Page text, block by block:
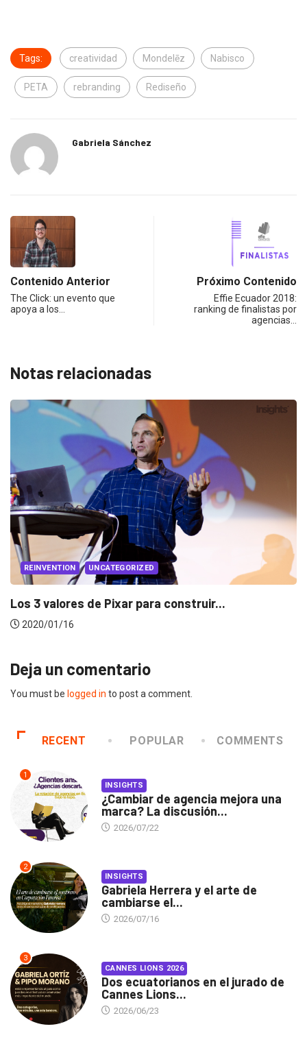
Tags: creatividad Mondelēz Nabisco
PETA rebranding Rediseño
Gabriela Sánchez
Contenido Anterior
The Click: un evento que
apoya a los…
Próximo Contenido
Effie Ecuador 2018:
ranking de finalistas por
agencias…
Notas relacionadas
EVENTOS LUX AWARDS
Conoce a los ganadores de Lux Awards 2019
2019/12/04
Deja un comentario
You must be logged in to post a comment.
RECENT POPULAR COMMENTS
1
INSIGHTS
¿Cambiar de agencia mejora una
marca? La discusión...
2026/07/22
2
INSIGHTS
Gabriela Herrera y el arte de
cambiarse el...
2026/07/16
3
CANNES LIONS 2026
Dos ecuatorianos en el jurado de
Cannes Lions...
2026/06/23